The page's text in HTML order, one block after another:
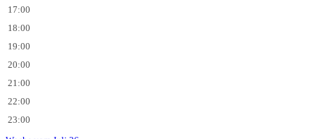
17:00
18:00
19:00
20:00
21:00
22:00
23:00